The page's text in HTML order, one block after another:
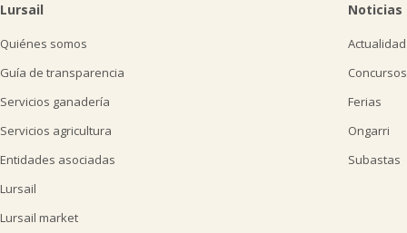
Lursail
Quiénes somos
Guía de transparencia
Servicios ganadería
Servicios agricultura
Entidades asociadas
Lursail
Lursail market
Noticias
Actualidad
Concursos
Ferias
Ongarri
Subastas